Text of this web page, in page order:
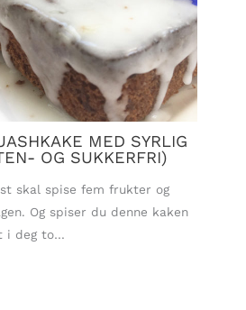
MED SYRLIG
OG SUKKERFRI)
skal spise fem frukter og
Og spiser du denne kaken
i deg to…